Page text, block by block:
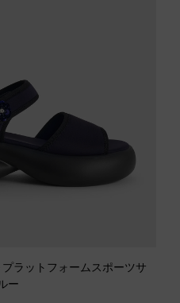
ラットフォームスポーツサ
ー